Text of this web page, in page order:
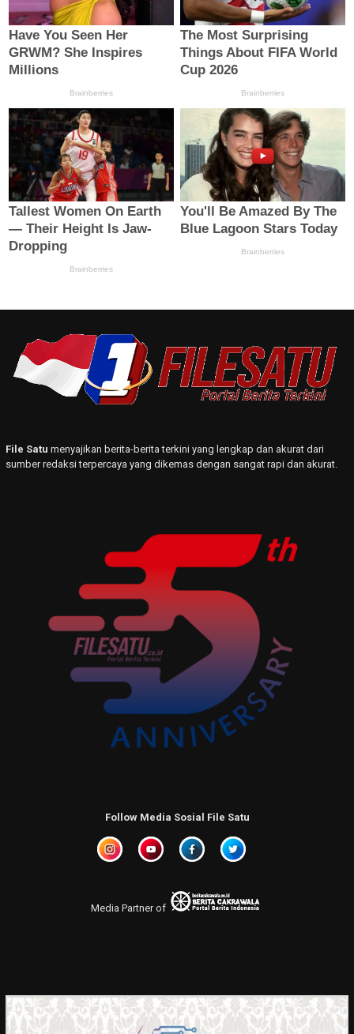
File Satu menyajikan berita-berita terkini yang lengkap dan akurat dari
sumber redaksi terpercaya yang dikemas dengan sangat rapi dan akurat.
Follow Media Sosial File Satu
Media Partner of